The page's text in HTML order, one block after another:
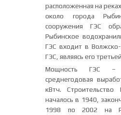
расположенная на
около города
сооружения ГЭС
Рыбинское
ГЭС входит в Волжско-
ГЭС, являясь его
Мощность ГЭС –
среднегодовая
кВтч. Строительство
началось в 1940,
1998 по 2002 на